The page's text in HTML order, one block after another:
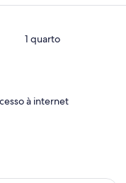
1 quarto
à internet